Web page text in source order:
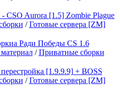
- CSO Aurora [1.5] Zombie Plague
/Готовые сервера [ZM]
Ради Победы CS 1.6
/Приватные сборки
[1.9.9.9] + BOSS
/Готовые сервера [ZM]